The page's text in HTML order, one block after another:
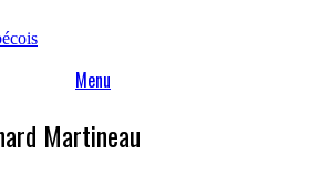
Menu
Martineau